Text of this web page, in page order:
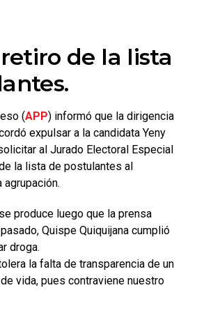
de la lista
(APP) informó que la dirigencia
expulsar a la candidata Yeny
al Jurado Electoral Especial
la lista de postulantes al
agrupación.
produce luego que la prensa
Quispe Quiquijana cumplió
droga.
la falta de transparencia de un
vida, pues contraviene nuestro